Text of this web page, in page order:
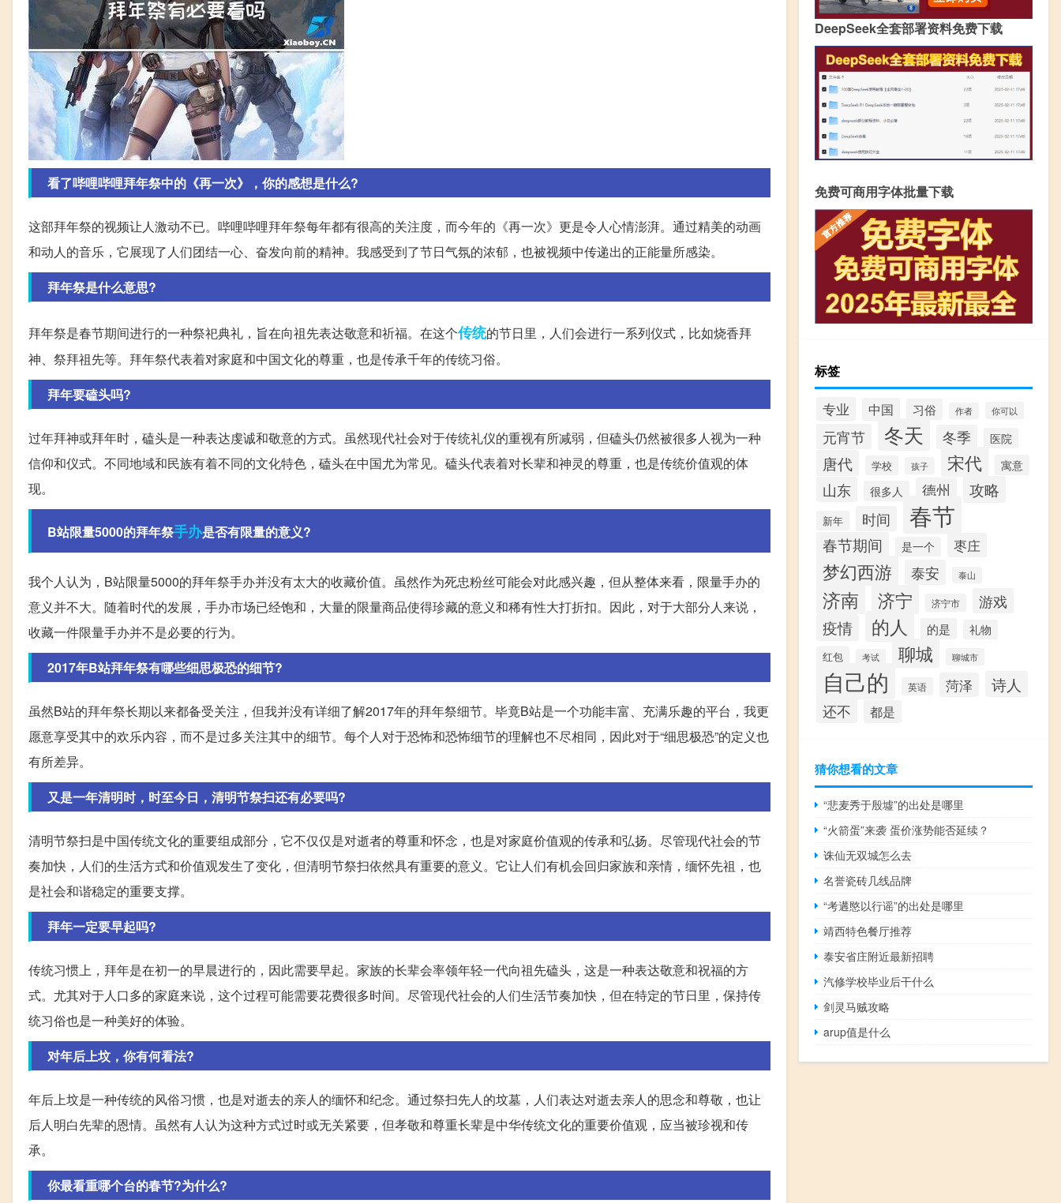
看了哔哩哔哩拜年祭中的《再一次》，你的感想是什么?
这部拜年祭的视频让人激动不已。哔哩哔哩拜年祭每年都有很高的关注度，而今年的《再一次》更是令人心情澎湃。通过精美的动画
和动人的音乐，它展现了人们团结一心、奋发向前的精神。我感受到了节日气氛的浓郁，也被视频中传递出的正能量所感染。
拜年祭是什么意思?
拜年祭是春节期间进行的一种祭祀典礼，旨在向祖先表达敬意和祈福。在这个传统的节日里，人们会进行一系列仪式，比如烧香拜
神、祭拜祖先等。拜年祭代表着对家庭和中国文化的尊重，也是传承千年的传统习俗。
拜年要磕头吗?
过年拜神或拜年时，磕头是一种表达虔诚和敬意的方式。虽然现代社会对于传统礼仪的重视有所减弱，但磕头仍然被很多人视为一种
信仰和仪式。不同地域和民族有着不同的文化特色，磕头在中国尤为常见。磕头代表着对长辈和神灵的尊重，也是传统价值观的体
现。
B站限量5000的拜年祭手办是否有限量的意义?
我个人认为，B站限量5000的拜年祭手办并没有太大的收藏价值。虽然作为死忠粉丝可能会对此感兴趣，但从整体来看，限量手办的
意义并不大。随着时代的发展，手办市场已经饱和，大量的限量商品使得珍藏的意义和稀有性大打折扣。因此，对于大部分人来说，
收藏一件限量手办并不是必要的行为。
2017年B站拜年祭有哪些细思极恐的细节?
虽然B站的拜年祭长期以来都备受关注，但我并没有详细了解2017年的拜年祭细节。毕竟B站是一个功能丰富、充满乐趣的平台，我更
愿意享受其中的欢乐内容，而不是过多关注其中的细节。每个人对于恐怖和恐怖细节的理解也不尽相同，因此对于“细思极恐”的定义也
有所差异。
又是一年清明时，时至今日，清明节祭扫还有必要吗?
清明节祭扫是中国传统文化的重要组成部分，它不仅仅是对逝者的尊重和怀念，也是对家庭价值观的传承和弘扬。尽管现代社会的节
奏加快，人们的生活方式和价值观发生了变化，但清明节祭扫依然具有重要的意义。它让人们有机会回归家族和亲情，缅怀先祖，也
是社会和谐稳定的重要支撑。
拜年一定要早起吗?
传统习惯上，拜年是在初一的早晨进行的，因此需要早起。家族的长辈会率领年轻一代向祖先磕头，这是一种表达敬意和祝福的方
式。尤其对于人口多的家庭来说，这个过程可能需要花费很多时间。尽管现代社会的人们生活节奏加快，但在特定的节日里，保持传
统习俗也是一种美好的体验。
对年后上坟，你有何看法?
年后上坟是一种传统的风俗习惯，也是对逝去的亲人的缅怀和纪念。通过祭扫先人的坟墓，人们表达对逝去亲人的思念和尊敬，也让
后人明白先辈的恩情。虽然有人认为这种方式过时或无关紧要，但孝敬和尊重长辈是中华传统文化的重要价值观，应当被珍视和传
承。
你最看重哪个台的春节?为什么?
DeepSeek全套部署资料免费下载
免费可商用字体批量下载
标签
专业 中国 习俗 作者 你可以
元宵节 冬天 冬季 医院
唐代 学校 孩子 宋代 寓意
山东 很多人 德州 攻略
新年 时间 春节
春节期间 是一个 枣庄
梦幻西游 泰安 泰山
济南 济宁 济宁市 游戏
疫情 的人 的是
礼物
红包
考试 聊城 聊城市
自己的 英语 菏泽 诗人
还不 都是
猜你想看的文章
“悲麦秀于殷墟”的出处是哪里
“火箭蛋”来袭 蛋价涨势能否延续？
诛仙无双城怎么去
名誉瓷砖几线品牌
“考遘愍以行谣”的出处是哪里
靖西特色餐厅推荐
泰安省庄附近最新招聘
汽修学校毕业后干什么
剑灵马贼攻略
arup值是什么